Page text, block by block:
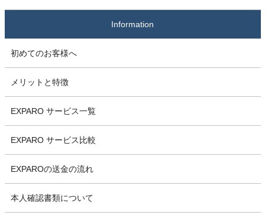
Information
初めてのお客様へ
メリットと特徴
EXPARO サービス一覧
EXPARO サービス比較
EXPAROの送金の流れ
本人確認書類について